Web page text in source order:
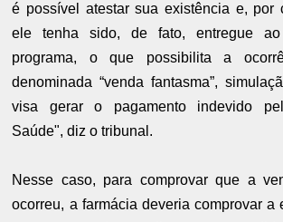
é possível atestar sua existência e, por
ele tenha sido, de fato, entregue
programa, o que possibilita a
denominada “venda fantasma”,
visa gerar o pagamento indevido
Saúde", diz o tribunal.
Nesse caso, para comprovar que a
ocorreu, a farmácia deveria comprovar a